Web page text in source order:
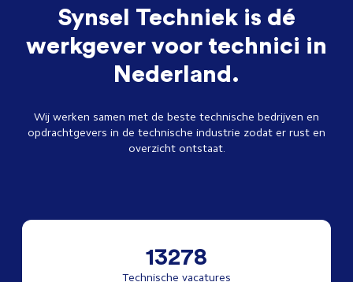
Synsel Techniek is dé
werkgever voor technici in
Nederland.
Wij werken samen met de beste technische bedrijven en
opdrachtgevers in de technische industrie zodat er rust en
overzicht ontstaat.
13278
Technische vacatures